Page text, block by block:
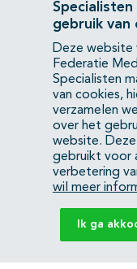
Contact
Mercatorlaan 1200
3528 BL Utrecht
(088) 505 34 34
YouTubeLinkedIn
KvK Federatie
Privacyverklaring
gebruik van
Deze website
Federatie
Specialisten
van cookies,
verzamelen
over het
website.
gebruikt voor
verbetering
wil meer
Ik ga